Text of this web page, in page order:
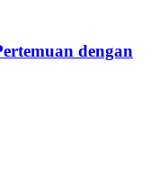
dengan